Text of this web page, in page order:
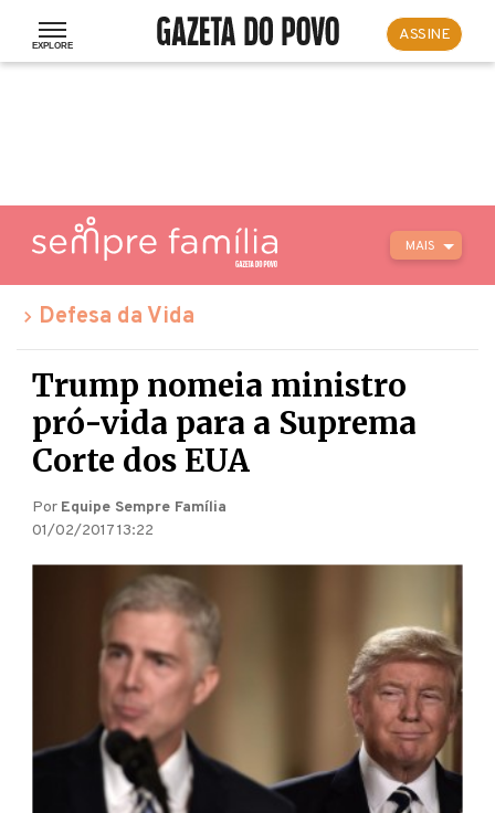
ASSINE
MAIS
Defesa da Vida
Trump nomeia ministro
pró-vida para a Suprema
Corte dos EUA
Por Equipe Sempre Família
01/02/2017 13:22